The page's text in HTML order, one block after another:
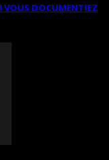
VOUS DOCUMENTIEZ